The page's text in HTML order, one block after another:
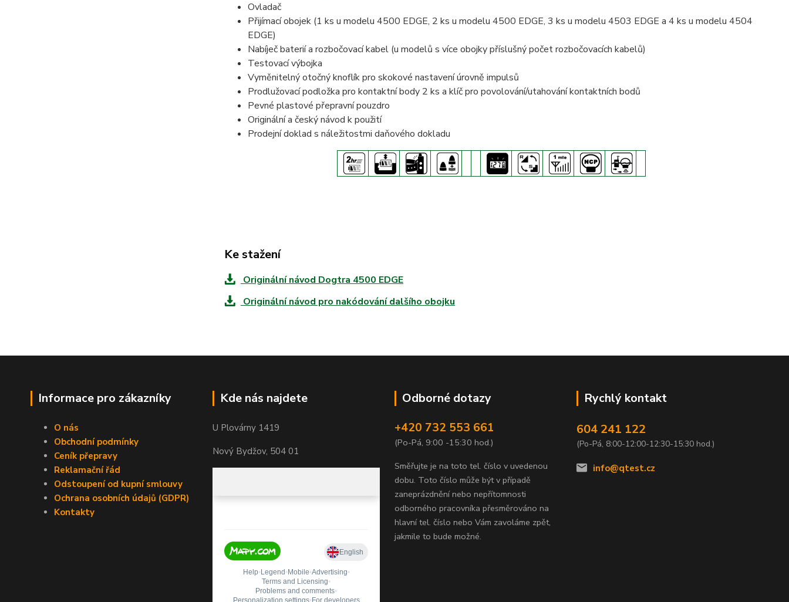
Ovladač
Přijímací obojek (1 ks u modelu 4500 EDGE, 2 ks u modelu 4500 EDGE, 3 ks u modelu 4503 EDGE a 4 ks u modelu 4504
EDGE)
Nabíječ baterií a rozbočovací kabel (u modelů s více obojky příslušný počet rozbočovacích kabelů)
Testovací výbojka
Vyměnitelný otočný knoflík pro skokové nastavení úrovně impulsů
Prodlužovací podložka pro kontaktní body 2 ks a klíč pro povolování/utahování kontaktních bodů
Pevné plastové přepravní pouzdro
Originální a český návod k použití
Prodejní doklad s náležitostmi daňového dokladu
Ke stažení
Originální návod Dogtra 4500 EDGE
Originální návod pro nakódování dalšího obojku
Informace pro zákazníky
O nás
Obchodní podmínky
Ceník přepravy
Reklamační řád
Odstoupení od kupní smlouvy
Ochrana osobních údajů (GDPR)
Kontakty
Kde nás najdete
U Plovárny 1419
Nový Bydžov, 504 01
Odborné dotazy
+420 732 553 661
(Po-Pá, 9:00 -15:30 hod.)
Směřujte je na toto tel. číslo v uvedenou
dobu. Toto číslo může být v případě
zaneprázdnění nebo nepřítomnosti
odborného pracovníka přesměrováno na
hlavní tel. číslo nebo Vám zavoláme zpět,
jakmile to bude možné.
Rychlý kontakt
604 241 122
(Po-Pá, 8:00-12:00-12:30-15:30 hod.)
info@qtest.cz